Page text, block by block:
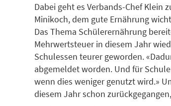
Dabei geht es Verbands-Chef Klein
Minikoch, dem gute Ernährung
Das Thema Schülerernährung
Mehrwertsteuer in diesem Jahr
Schulessen teurer geworden.
abgemeldet worden. Und für
wenn dies weniger genutzt wird.»
diesem Jahr schon